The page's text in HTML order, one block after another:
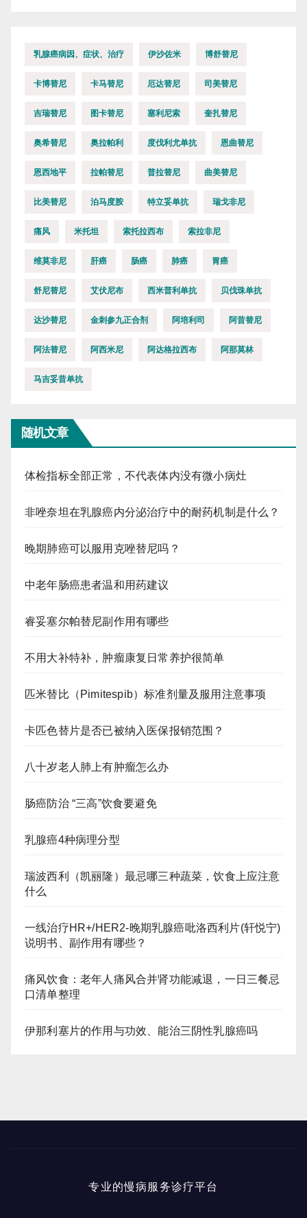
乳腺癌病因、症状、治疗 伊沙佐米 博舒替尼
卡博替尼 卡马替尼 厄达替尼 司美替尼
吉瑞替尼 图卡替尼 塞利尼索 奎扎替尼
奥希替尼 奥拉帕利 度伐利尤单抗 恩曲替尼
恩西地平 拉帕替尼 普拉替尼 曲美替尼
比美替尼 泊马度胺 特立妥单抗 瑞戈非尼
痛风 米托坦 索托拉西布 索拉非尼
维莫非尼 肝癌 肠癌 肺癌 胃癌
舒尼替尼 艾伏尼布 西米普利单抗 贝伐珠单抗
达沙替尼 金刺参九正合剂 阿培利司 阿昔替尼
阿法替尼 阿西米尼 阿达格拉西布 阿那莫林
马吉妥昔单抗
随机文章
体检指标全部正常，不代表体内没有微小病灶
非唑奈坦在乳腺癌内分泌治疗中的耐药机制是什么？
晚期肺癌可以服用克唑替尼吗？
中老年肠癌患者温和用药建议
睿妥塞尔帕替尼副作用有哪些
不用大补特补，肿瘤康复日常养护很简单
匹米替比（Pimitespib）标准剂量及服用注意事项
卡匹色替片是否已被纳入医保报销范围？
八十岁老人肺上有肿瘤怎么办
肠癌防治 “三高”饮食要避免
乳腺癌4种病理分型
瑞波西利（凯丽隆）最忌哪三种蔬菜，饮食上应注意
什么
一线治疗HR+/HER2-晚期乳腺癌吡洛西利片(轩悦宁)
说明书、副作用有哪些？
痛风饮食：老年人痛风合并肾功能减退，一日三餐忌
口清单整理
伊那利塞片的作用与功效、能治三阴性乳腺癌吗
专业的慢病服务诊疗平台